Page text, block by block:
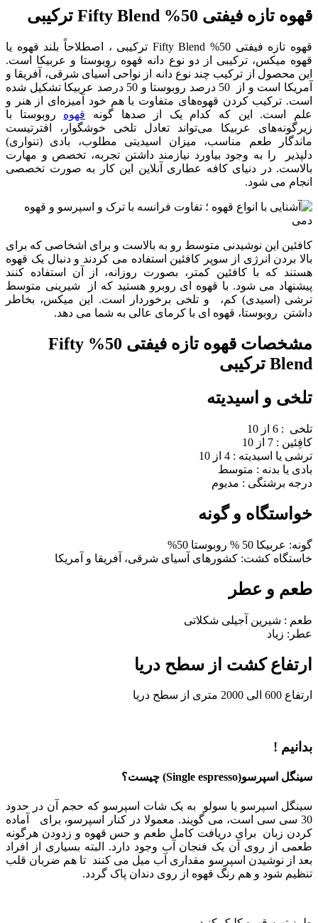
قهوه تازه فیفتی 50% Fifty Blend ترکیبی
قهوه تازه فیفتی 50% Fifty Blend ترکیبی ، اصطلاحاً بلند قهوه یا
قهوه میکس، ترکیبی از دو نوع دانه قهوه روبوستا و عربیکا است.
این محصول از ترکیب چند نوع دانه از نواحی آسیای شرقی، آفریقا و
آمریکا است و از 50 درصد روبوستا و 50 درصد عربیکا تشکیل شده
است. ترکیب کردن قهوه‌های متفاوت با هم خود آمیزه‌ای از هنر و
علم است. این که کدام یک از صدها گونه قهوه روبوستا با
زیرگونه‌های عربیکا می‌تواند تعادل تلخی خوشگوار، افترتیست
ماندگار طعم مناسب، میزان اسیدیتی مطلوب، بادی (تنواری)
دلپذیر را به وجود بیاورد نیازمند داشتن تجربه، تخصص و مهارت
بالاست. در دنیای کافه عطاری آنلاین این کار به صورت تخصصی
انجام می شود.
کافئین این نوشیدنی متوسط رو به بالاست و برای اشخاصی که برای
بالا بردن انرژی از سوپر کافئین استفاده می کردند و دنبال یک قهوه
هستند که با کافئین کمتر، بصورت روزانه، از آن استفاده کنند
پیشنهاد می شود. با قهوه ای روبرو هستید که از شیرینی متوسط
ترشی (اسیدی) کم، و تلخی برخوردار است. این میکس، بخاطر
داشتن روبوستا، قهوه ای با کرمای عالی به شما می دهد.
مشخصات قهوه تازه فیفتی 50% Fifty
Blend ترکیبی
تلخی و اسیدیته
تلخی : 6 از 10
کافِئین : 7 از 10
ترشی یا اسیدیته : 4 از 10
بادی یا بدنه : متوسط
درجه برشتگی : مدیوم
خواستگاه و گونه
گونه: عربیکا 50 % روبوستا 50%
خاستگاه کشت: کشورهای آسیای شرقی، آفریقا و آمریکا
طعم و عطر
طعم : شیرین آجیلی شکلاتی
عطر: زیاد
ارتفاع کشت از سطح دریا
ارتفاع 600 الی 2000 متری از سطح دریا
بدانیم !
سینگل اسپرسو(Single espresso) چیست؟
سینگل اسپرسو یا سولو به یک شات اسپرسو که حجم آن در حدود
30 سی سی است، می گویند. معمولا در کنار اسپرسو، برای آماده
کردن زبان برای دریافت کامل طعم و حس قهوه و زدودن هرگونه
طعمی از روی آن یک فنجان آب وجود دارد. البته بسیاری از افراد
بعد از نوشیدن اسپرسو مقداری آب میل می کنند تا هم ضربان قلب
تنظیم شود و هم رنگ قهوه از روی دندان پاک گردد.